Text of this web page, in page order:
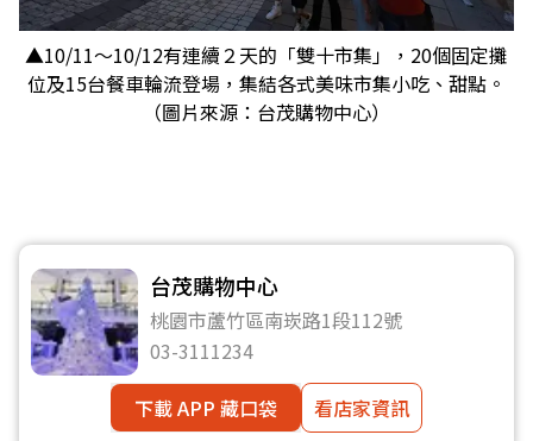
▲10/11～10/12有連續２天的「雙十市集」，20個固定攤
位及15台餐車輪流登場，集結各式美味市集小吃、甜點。
（圖片來源：台茂購物中心）
台茂購物中心
桃園市蘆竹區南崁路1段112號
03-3111234
下載 APP 藏口袋
看店家資訊